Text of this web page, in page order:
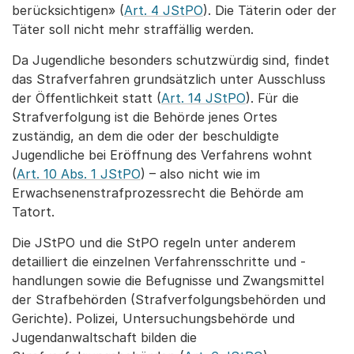
berücksichtigen» (Art. 4 JStPO). Die Täterin oder der
Täter soll nicht mehr straffällig werden.
Da Jugendliche besonders schutzwürdig sind, findet
das Strafverfahren grundsätzlich unter Ausschluss
der Öffentlichkeit statt (Art. 14 JStPO). Für die
Strafverfolgung ist die Behörde jenes Ortes
zuständig, an dem die oder der beschuldigte
Jugendliche bei Eröffnung des Verfahrens wohnt
(Art. 10 Abs. 1 JStPO) – also nicht wie im
Erwachsenenstrafprozessrecht die Behörde am
Tatort.
Die JStPO und die StPO regeln unter anderem
detailliert die einzelnen Verfahrensschritte und -
handlungen sowie die Befugnisse und Zwangsmittel
der Strafbehörden (Strafverfolgungsbehörden und
Gerichte). Polizei, Untersuchungsbehörde und
Jugendanwaltschaft bilden die